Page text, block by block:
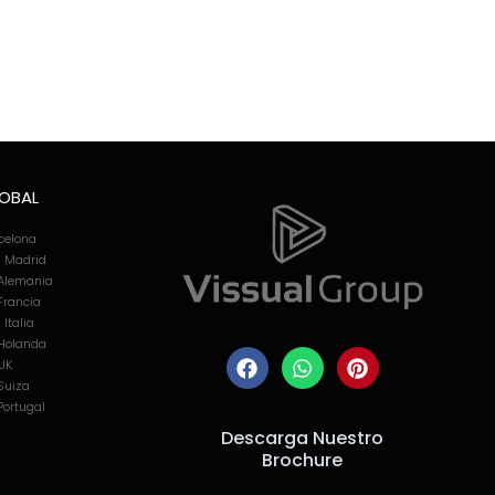
Madrid
Italia
Descarga Nuestro
Brochure